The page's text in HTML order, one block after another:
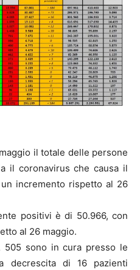
il totale delle persone
il coronavirus che causa il
incremento rispetto al 26
positivi è di 50.966, con
al 26 maggio.
505 sono in cura presso le
decrescita di 16 pazienti